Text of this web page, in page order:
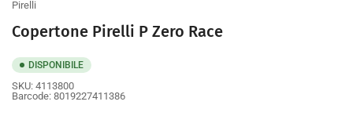
Pirelli
Copertone Pirelli P Zero Race
DISPONIBILE
SKU: 4113800
Barcode: 8019227411386